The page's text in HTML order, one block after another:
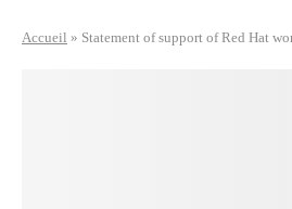
Accueil » Statement of support of Red Hat